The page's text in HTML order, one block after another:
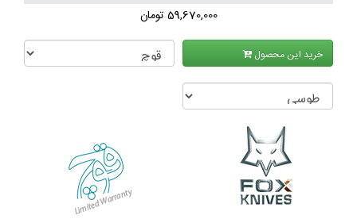
59,670,000 تومان
خرید این محصول